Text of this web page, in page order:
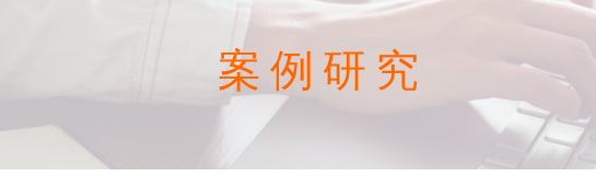
案例研究